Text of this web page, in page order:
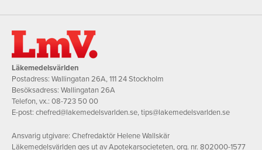
Läkemedelsvärlden
Postadress: Wallingatan 26A, 111 24 Stockholm
Besöksadress: Wallingatan 26A
Telefon, vx.: 08-723 50 00
E-post: chefred@lakemedelsvarlden.se,tips@lakemedelsvarlden.se
Ansvarig utgivare: Chefredaktör Helene Wallskär
Läkemedelsvärlden ges ut av Apotekarsocieteten, org. nr. 802000-1577